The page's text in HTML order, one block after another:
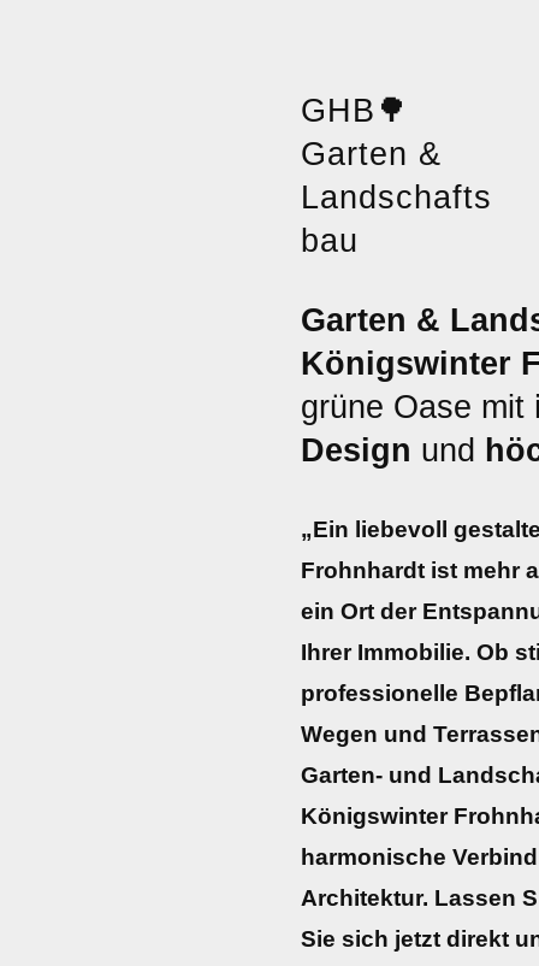
GHB 🌳
Garten &
Landschafts
bau
Garten &
Königswinter
grüne Oase mit
Design und
„Ein liebevoll
Frohnhardt ist mehr
ein Ort der
Ihrer Immobilie. Ob
professionelle
Wegen und
Garten- und
Königswinter
harmonische
Architektur. Lassen
Sie sich jetzt direkt